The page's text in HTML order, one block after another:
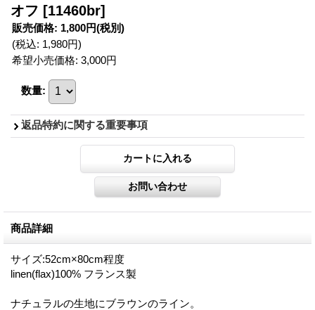
オフ [11460br]
販売価格: 1,800円(税別)
(税込: 1,980円)
希望小売価格: 3,000円
数量:
返品特約に関する重要事項
商品詳細
サイズ:52cm×80cm程度
linen(flax)100% フランス製
ナチュラルの生地にブラウンのライン。